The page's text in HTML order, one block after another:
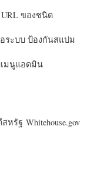
ของชนิด
ระบบ ป้องกันสแปม
มนูแอดมิน
รัฐ Whitehouse.gov